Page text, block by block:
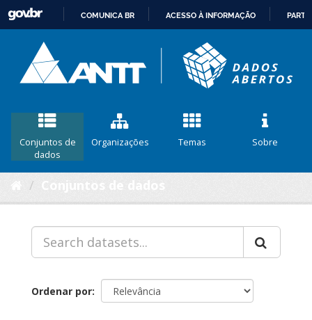
CONTEÚDO
COMUNICA BR ACESSO À INFORMAÇÃO
Conjuntos de
dados
Organizações Temas Sobre
Ordenar por